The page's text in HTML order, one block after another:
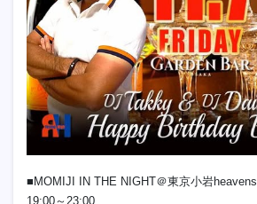
■MOMIJI IN THE NIGHT＠東京小岩heavens
19:00～23:00